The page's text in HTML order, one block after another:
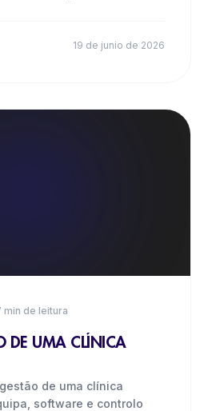
19 de junio de 2026
min de leitura
DE UMA CLÍNICA
de uma clínica
software e controlo